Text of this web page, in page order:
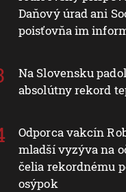
Daňový úrad ani
poisťovňa im
Na Slovensku
absolútny rekord
Odporca vakcín
mladší vyzýva na
čelia rekordnému
osýpok